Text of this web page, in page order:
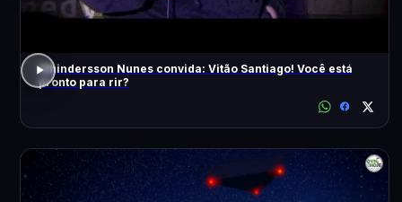
Whindersson Nunes convida: Vitão Santiago! Você está
pronto para rir?